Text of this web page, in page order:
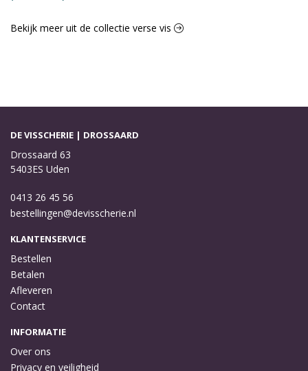
Bekijk meer uit de collectie verse vis
DE VISSCHERIE | DROSSAARD
Drossaard 63
5403ES Uden
0413 26 45 56
bestellingen@devisscherie.nl
KLANTENSERVICE
Bestellen
Betalen
Afleveren
Contact
INFORMATIE
Over ons
Privacy en veiligheid